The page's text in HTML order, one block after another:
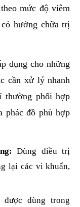
mức độ viêm
hướng chữa trị
dụng cho những
cần xử lý nhanh
thường phối hợp
phác đồ phù hợp
Dùng điều trị
lại các vi khuẩn,
được dùng trong